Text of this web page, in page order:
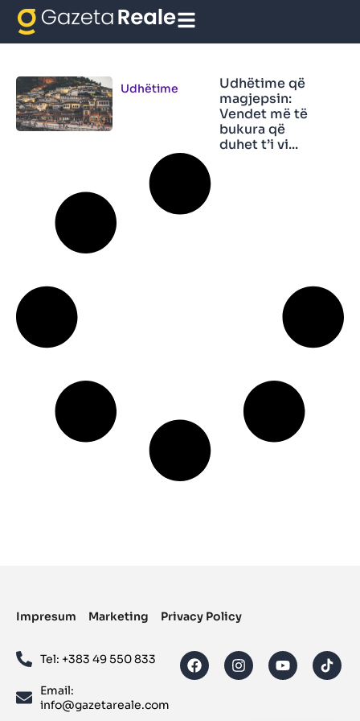
Magjepsu
Udhëtime
Udhëtime që
magjepsin:
Vendet më të
bukura që
duhet t’i vi...
Impresum Marketing Privacy Policy
Tel: ‪+383 49 550 833‬
Email:
info@gazetareale.com